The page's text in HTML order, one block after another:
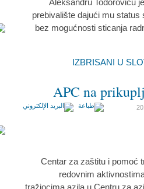
Aleksandru Todoroviću
prebivalište dajući mu
bez mogućnosti sticanja
APC na
Centar za zaštitu i pomoć
redovnim
tražiocima azila u Centru za